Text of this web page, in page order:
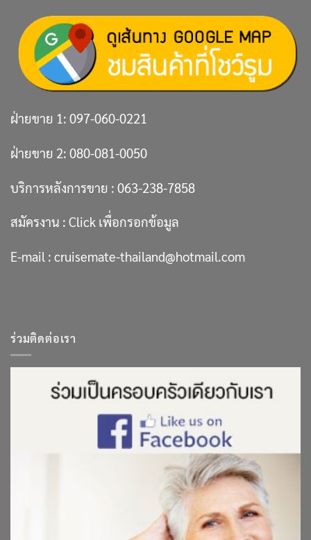
ฝ่ายขาย 1: 097-060-0221
ฝ่ายขาย 2: 080-081-0050
บริการหลังการขาย : 063-238-7858
สมัครงาน : Click เพื่อกรอกข้อมูล
E-mail : cruisemate-thailand@hotmail.com
ร่วมติดต่อเรา